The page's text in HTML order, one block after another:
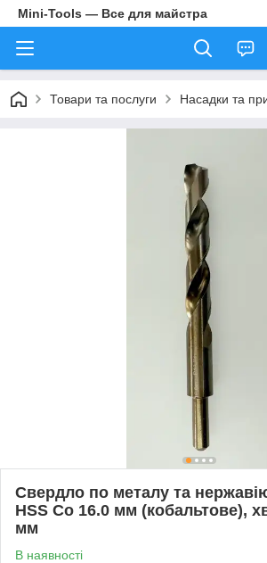
Mini-Tools — Все для майстра
Товари та послуги Насадки та
Свердло по металу та
HSS Co 16.0 мм (кобальтове),
мм
В наявності